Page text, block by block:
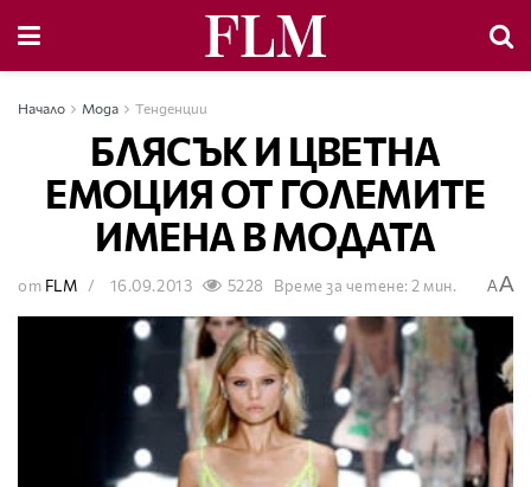
Начало Мода Тенденции
БЛЯСЪК И ЦВЕТНА
ЕМОЦИЯ ОТ ГОЛЕМИТЕ
ИМЕНА В МОДАТА
от FLM 16.09.2013 5228 Време за четене: 2 мин. AA